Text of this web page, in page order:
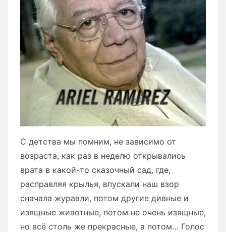
С детства мы помним, не зависимо от
возраста, как раз в неделю открывались
врата в какой-то сказочный сад, где,
расправляя крылья, впускали наш взор
сначала журавли, потом другие дивные и
изящные животные, потом не очень изящные,
но всё столь же прекрасные, а потом… Голос